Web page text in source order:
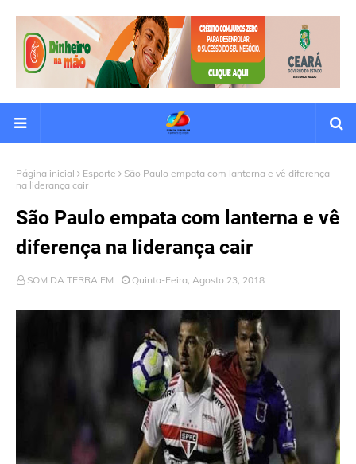
Página inicial Esporte
São Paulo empata com lanterna e vê diferença
na liderança cair
São Paulo empata com lanterna e vê
diferença na liderança cair
SOM DA TERRA FM Quinta-Feira, Agosto 23, 2018